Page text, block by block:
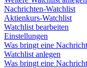
Nachrichten-Watchlist
Aktienkurs-Watchlist
Watchlist bearbeiten
Einstellungen
Was bringt eine
Watchlist anlegen
Was bringt eine